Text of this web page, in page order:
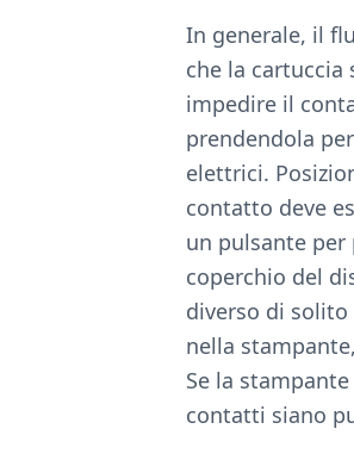
In generale, il
che la
impedire il
prendendola
elettrici.
contatto deve
un pulsante
coperchio del
diverso di solito
nella
Se la
contatti siano